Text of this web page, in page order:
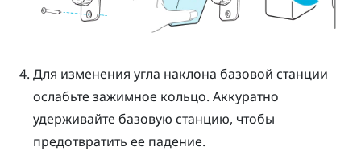
Для изменения угла наклона базовой станции
ослабьте зажимное кольцо. Аккуратно
удерживайте базовую станцию, чтобы
предотвратить ее падение.